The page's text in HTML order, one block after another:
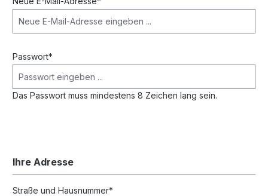
Passwort*
Das Passwort muss mindestens 8 Zeichen lang sein.
Ihre Adresse
Straße und Hausnummer*